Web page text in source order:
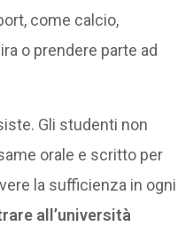
come calcio,
o prendere parte ad
Gli studenti non
orale e scritto per
la sufficienza in ogni
all’università